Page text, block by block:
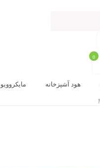
0
هود آشپزخانه مایکروویو